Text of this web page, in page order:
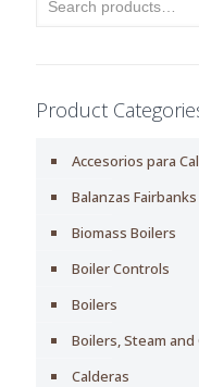
Product
Accesorios para
Balanzas Fairbanks
Biomass Boilers
Boiler Controls
Boilers
Boilers, Steam
Calderas